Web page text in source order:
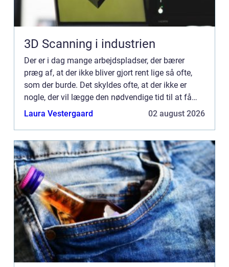
3D Scanning i industrien
Der er i dag mange arbejdspladser, der bærer
præg af, at der ikke bliver gjort rent lige så ofte,
som der burde. Det skyldes ofte, at der ikke er
nogle, der vil lægge den nødvendige tid til at få
gjort rent, og derfor er det noget, der kommer til at
Laura Vestergaard 02 august 2026